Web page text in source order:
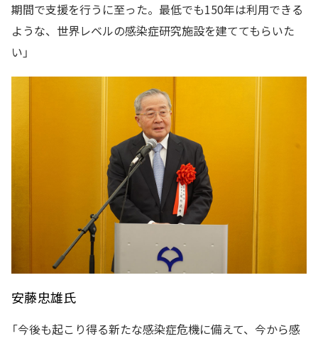
期間で支援を行うに至った。最低でも150年は利用できる
ような、世界レベルの感染症研究施設を建ててもらいた
い」
安藤忠雄氏
「今後も起こり得る新たな感染症危機に備えて、今から感